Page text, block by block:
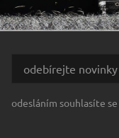
odesláním souhlasíte se